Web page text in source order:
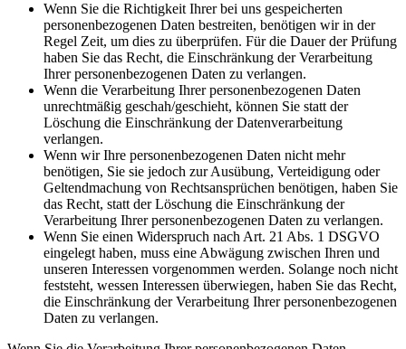
Wenn Sie die Richtigkeit Ihrer bei uns gespeicherten
personenbezogenen Daten bestreiten, benötigen wir in der
Regel Zeit, um dies zu überprüfen. Für die Dauer der Prüfung
haben Sie das Recht, die Einschränkung der Verarbeitung
Ihrer personenbezogenen Daten zu verlangen.
Wenn die Verarbeitung Ihrer personenbezogenen Daten
unrechtmäßig geschah/geschieht, können Sie statt der
Löschung die Einschränkung der Datenverarbeitung
verlangen.
Wenn wir Ihre personenbezogenen Daten nicht mehr
benötigen, Sie sie jedoch zur Ausübung, Verteidigung oder
Geltendmachung von Rechtsansprüchen benötigen, haben Sie
das Recht, statt der Löschung die Einschränkung der
Verarbeitung Ihrer personenbezogenen Daten zu verlangen.
Wenn Sie einen Widerspruch nach Art. 21 Abs. 1 DSGVO
eingelegt haben, muss eine Abwägung zwischen Ihren und
unseren Interessen vorgenommen werden. Solange noch nicht
feststeht, wessen Interessen überwiegen, haben Sie das Recht,
die Einschränkung der Verarbeitung Ihrer personenbezogenen
Daten zu verlangen.